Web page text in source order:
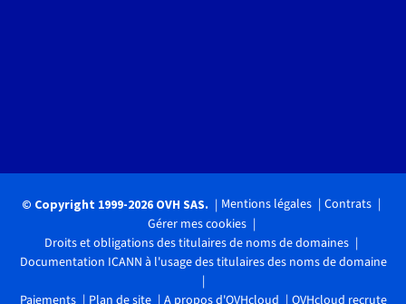
© Copyright 1999-2026 OVH SAS. Mentions légales
Contrats
Gérer mes cookies
Droits et obligations des titulaires de noms de domaines
Documentation ICANN à l'usage des titulaires des noms de domaine
Paiements Plan de site A propos d'OVHcloud OVHcloud recrute